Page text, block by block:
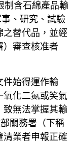
制含石綿產品輸
、研究、試驗
之替代品，並經
）審查核准者
件始得運作輸
氧化二氮或笑氣
致無法掌握其輸
關務署（下稱
清業者申報正確